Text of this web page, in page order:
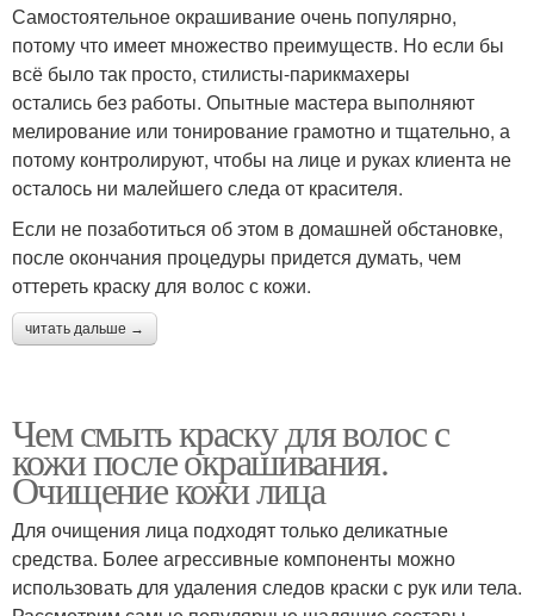
Самостоятельное окрашивание очень популярно,
потому что имеет множество преимуществ. Но если бы
всё было так просто, стилисты-парикмахеры
остались без работы. Опытные мастера выполняют
мелирование или тонирование грамотно и тщательно, а
потому контролируют, чтобы на лице и руках клиента не
осталось ни малейшего следа от красителя.
Если не позаботиться об этом в домашней обстановке,
после окончания процедуры придется думать, чем
оттереть краску для волос с кожи.
читать дальше →
Чем смыть краску для волос с
кожи после окрашивания.
Очищение кожи лица
Для очищения лица подходят только деликатные
средства. Более агрессивные компоненты можно
использовать для удаления следов краски с рук или тела.